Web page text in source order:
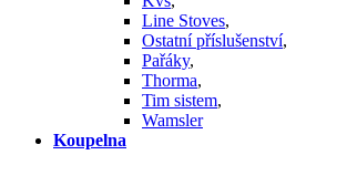
Line Stoves,
Ostatní příslušenství,
Pařáky,
Thorma,
Tim sistem,
Wamsler
Koupelna